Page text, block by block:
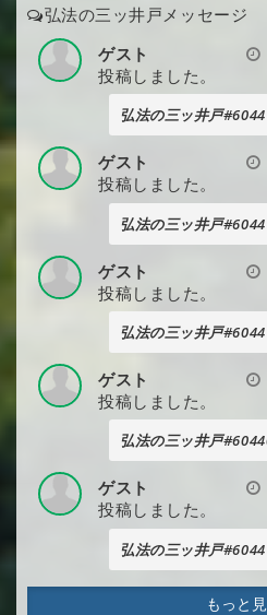
弘法の三ッ井戸メッセージ
ゲスト
投稿しました。
弘法の三ッ井戸
ゲスト
投稿しました。
弘法の三ッ井戸
ゲスト
投稿しました。
弘法の三ッ井戸
ゲスト
投稿しました。
弘法の三ッ井戸
ゲスト
投稿しました。
弘法の三ッ井戸
もっと